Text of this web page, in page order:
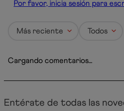
Por favor, inicia sesión para
Más reciente Todos
Cargando comentarios…
Entérate de todas las